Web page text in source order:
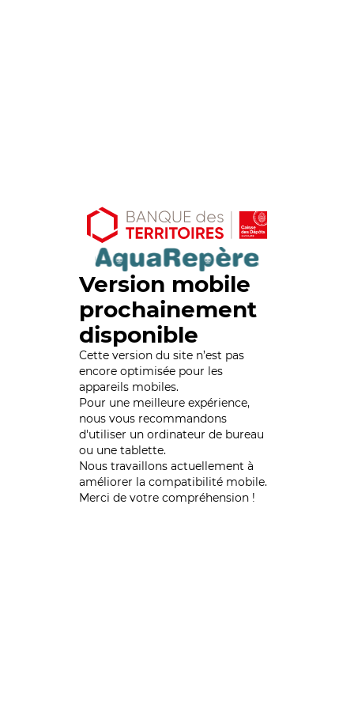
Version mobile
prochainement
disponible
Cette version du site n’est pas
encore optimisée pour les
appareils mobiles.
Pour une meilleure expérience,
nous vous recommandons
d'utiliser un ordinateur de bureau
ou une tablette.
Nous travaillons actuellement à
améliorer la compatibilité mobile.
Merci de votre compréhension !